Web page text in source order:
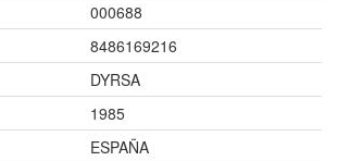
000688
8486169216
DYRSA
1985
ESPAÑA